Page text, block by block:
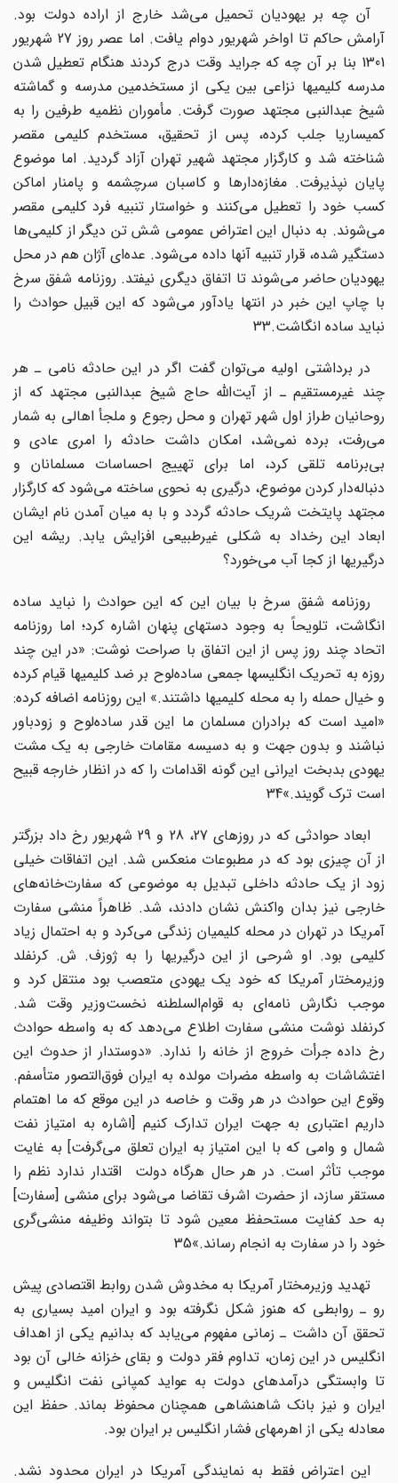
آن چه بر یهودیان تحمیل می‌شد خارج از اراده دولت بود.
آرامش حاکم تا اواخر شهریور دوام یافت. اما عصر روز 27 شهریور
1301 بنا بر آن چه که جراید وقت درج کردند هنگام تعطیل شدن
مدرسه کلیمیها نزاعی بین یکی از مستخدمین مدرسه و گماشته
شیخ عبدالنبی مجتهد صورت گرفت. مأموران نظمیه طرفین را به
کمیساریا جلب کرده، پس از تحقیق، مستخدم کلیمی مقصر
شناخته شد و کارگزار مجتهد شهیر تهران آزاد گردید. اما موضوع
پایان نپذیرفت. مغازه‌دارها و کاسبان سرچشمه و پامنار اماکن
کسب خود را تعطیل می‌کنند و خواستار تنبیه فرد کلیمی مقصر
می‌شوند. به دنبال این اعتراض عمومی شش تن دیگر از کلیمی‌ها
دستگیر شده، قرار تنبیه آنها داده می‌شود. عده‌ای آژان هم در محل
یهودیان حاضر می‌شوند تا اتفاق دیگری نیفتد. روزنامه شفق سرخ
با چاپ این خبر در انتها یادآور می‌شود که این قبیل حوادث را
نباید ساده انگاشت.33
در برداشتی اولیه می‌توان گفت اگر در این حادثه نامی ـ هر
چند غیرمستقیم ـ از آیت‌الله حاج شیخ عبدالنبی مجتهد که از
روحانیان طراز اول شهر تهران و محل رجوع و ملجأ اهالی به شمار
می‌رفت، برده نمی‌شد، امکان داشت حادثه را امری عادی و
بی‌برنامه تلقی کرد، اما برای تهییج احساسات مسلمانان و
دنباله‌دار کردن موضوع، درگیری به نحوی ساخته می‌شود که کارگزار
مجتهد پایتخت شریک حادثه گردد و با به میان آمدن نام ایشان
ابعاد این رخداد به شکلی غیرطبیعی افزایش یابد. ریشه این
درگیریها از کجا آب می‌خورد؟
روزنامه شفق سرخ با بیان این که این حوادث را نباید ساده
انگاشت، تلویحاً به وجود دستهای پنهان اشاره کرد؛ اما روزنامه
اتحاد چند روز پس از این اتفاق با صراحت نوشت: «در این چند
روزه به تحریک انگلیسها جمعی ساده‌لوح بر ضد کلیمیها قیام کرده
و خیال حمله را به محله کلیمیها داشتند.» این روزنامه اضافه کرده:
«امید است که برادران مسلمان ما این قدر ساده‌لوح و زودباور
نباشند و بدون جهت و به دسیسه مقامات خارجی به یک مشت
یهودی بدبخت ایرانی این گونه اقدامات را که در انظار خارجه قبیح
است ترک گویند.»34
ابعاد حوادثی که در روزهای 27، 28 و 29 شهریور رخ داد بزرگتر
از آن چیزی بود که در مطبوعات منعکس شد. این اتفاقات خیلی
زود از یک حادثه داخلی تبدیل به موضوعی که سفارت‌خانه‌های
خارجی نیز بدان واکنش نشان دادند، شد. ظاهراً منشی سفارت
آمریکا در تهران در محله کلیمیان زندگی می‌کرد و به احتمال زیاد
کلیمی بود. او شرحی از این درگیریها را به ژوزف. ش. کرنفلد
وزیرمختار آمریکا که خود یک یهودی متعصب بود منتقل کرد و
موجب نگارش نامه‌ای به قوام‌السلطنه نخست‌وزیر وقت شد.
کرنفلد نوشت منشی سفارت اطلاع می‌دهد که به واسطه حوادث
رخ داده جرأت خروج از خانه را ندارد. «دوستدار از حدوث این
اغتشاشات به واسطه مضرات مولده به ایران فوق‌التصور متأسفم.
وقوع این حوادث در هر وقت و خاصه در این موقع که ما اهتمام
داریم اعتباری به جهت ایران تدارک کنیم [اشاره به امتیاز نفت
شمال و وامی که با این امتیاز به ایران تعلق می‌گرفت] به غایت
موجب تأثر است. در هر حال هرگاه دولت اقتدار ندارد نظم را
مستقر سازد، از حضرت اشرف تقاضا می‌شود برای منشی [سفارت]
به حد کفایت مستحفظ معین شود تا بتواند وظیفه منشی‌گری
خود را در سفارت به انجام رساند.»35
تهدید وزیرمختار آمریکا به مخدوش شدن روابط اقتصادی پیش
رو ـ روابطی که هنوز شکل نگرفته بود و ایران امید بسیاری به
تحقق آن داشت ـ زمانی مفهوم می‌یابد که بدانیم یکی از اهداف
انگلیس در این زمان، تداوم فقر دولت و بقای خزانه‌ خالی آن بود
تا وابستگی درآمدهای دولت به عواید کمپانی نفت انگلیس و
ایران و نیز بانک شاهنشاهی همچنان محفوظ بماند. حفظ این
معادله یکی از اهرمهای فشار انگلیس بر ایران بود.
این اعتراض فقط به نمایندگی آمریکا در ایران محدود نشد.